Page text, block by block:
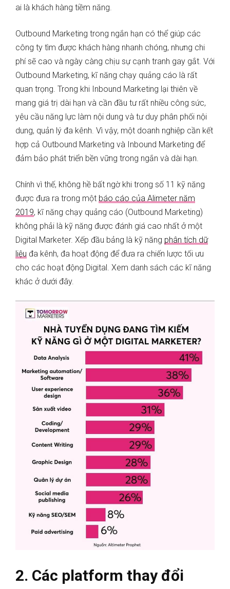
ai là khách hàng tiềm năng.
Outbound Marketing trong ngắn hạn có thể giúp các
công ty tìm được khách hàng nhanh chóng, nhưng chi
phí sẽ cao và ngày càng chịu sự cạnh tranh gay gắt. Với
Outbound Marketing, kĩ năng chạy quảng cáo là rất
quan trọng. Trong khi Inbound Marketing lại thiên về
mang giá trị dài hạn và cần đầu tư rất nhiều công sức,
yêu cầu năng lực làm nội dung và tư duy phân phối nội
dung, quản lý đa kênh. Vì vậy, một doanh nghiệp cần kết
hợp cả Outbound Marketing và Inbound Marketing để
đảm bảo phát triển bền vững trong ngắn và dài hạn.
Chính vì thế, không hề bất ngờ khi trong số 11 kỹ năng
được đưa ra trong một báo cáo của Alimeter năm
2019, kĩ năng chạy quảng cáo (Outbound Marketing)
không phải là kỹ năng được đánh giá cao nhất ở một
Digital Marketer. Xếp đầu bảng là kỹ năng phân tích dữ
liệu đa kênh, đa hoạt động để đưa ra chiến lược tối ưu
cho các hoạt động Digital. Xem danh sách các kĩ năng
khác ở dưới đây.
2. Các platform thay đổi